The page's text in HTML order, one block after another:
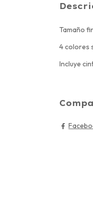
Tamaño
4 colores
Incluye